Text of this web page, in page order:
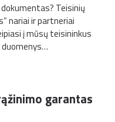
Teisinių
nariai ir partneriai
į mūsų teisininkus
garantas